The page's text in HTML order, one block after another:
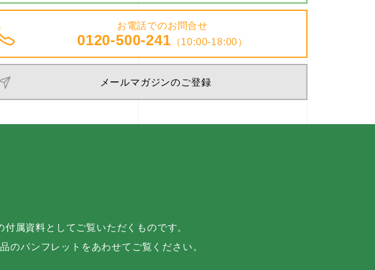
お電話でのお問合せ
0120-500-241 （10:00-18:00）
メールマガジンのご登録
属資料としてご覧いただくものです。
のパンフレットをあわせてご覧ください。